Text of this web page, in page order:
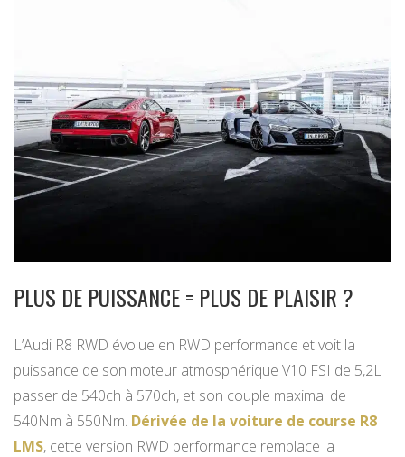
PLUS DE PUISSANCE = PLUS DE PLAISIR ?
L’Audi R8 RWD évolue en RWD performance et voit la
puissance de son moteur atmosphérique V10 FSI de 5,2L
passer de 540ch à 570ch, et son couple maximal de
540Nm à 550Nm. Dérivée de la voiture de course R8
LMS, cette version RWD performance remplace la